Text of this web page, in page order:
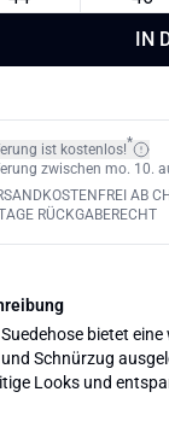
IN
ist kostenlos!*
zwischen mo. 10.
AB
RÜCKGABERECHT
Suedehose bietet
Schnürzug
Looks und